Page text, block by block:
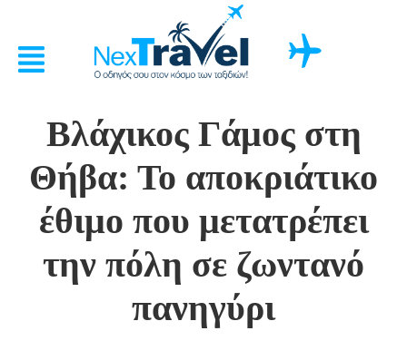
Βλάχικος Γάμος στη
Θήβα: Το αποκριάτικο
έθιμο που μετατρέπει
την πόλη σε ζωντανό
πανηγύρι